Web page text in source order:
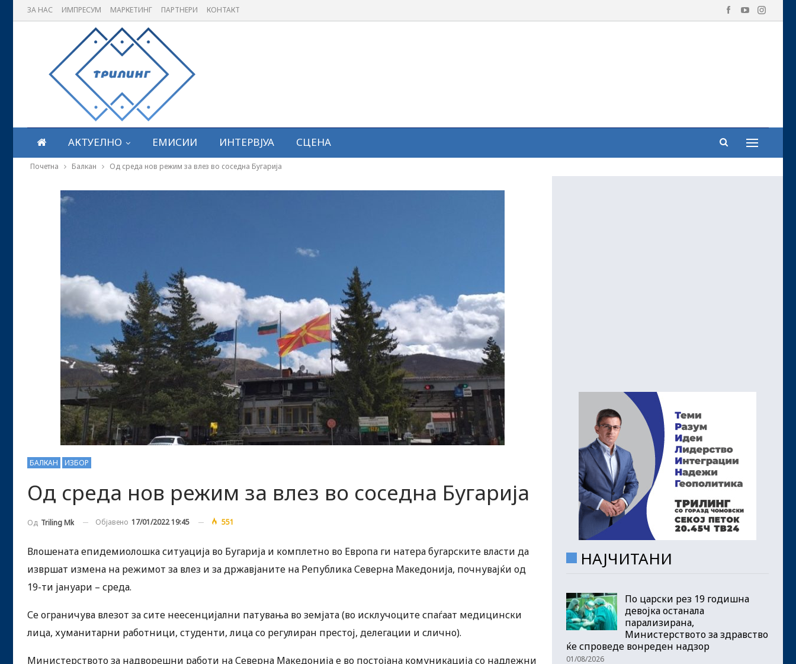
ЗА НАС ИМПРЕСУМ МАРКЕТИНГ ПАРТНЕРИ КОНТАКТ
АКТУЕЛНО ЕМИСИИ ИНТЕРВЈУА СЦЕНА
Почетна Балкан Од среда нов режим за влез во соседна Бугарија
БАЛКАН ИЗБОР
Од среда нов режим за влез во соседна Бугарија
Од Triling Mk Објавено 17/01/2022 19:45 551
Влошената епидемиолошка ситуација во Бугарија и комплетно во Европа ги натера бугарските власти да
извршат измена на режимот за влез и за државјаните на Република Северна Македонија, почнувајќи од
19-ти јануари – среда.
Се ограничува влезот за сите неесенцијални патувања во земјата (во исклучоците спаѓаат медицински
лица, хуманитарни работници, студенти, лица со регулиран престој, делегации и слично).
Министерството за надворешни работи на Северна Македонија е во постојана комуникација со надлежни
НАЈЧИТАНИ
По царски рез 19 годишна
девојка останала
парализирана,
Министерството за здравство
ќе спроведе вонреден надзор
01/08/2026